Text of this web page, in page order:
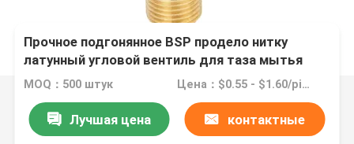
Прочное подгонянное BSP продело нитку
латунный угловой вентиль для таза мытья
MOQ：500 штук Цена：$0.55 - $1.60/pieces
Лучшая цена контактные